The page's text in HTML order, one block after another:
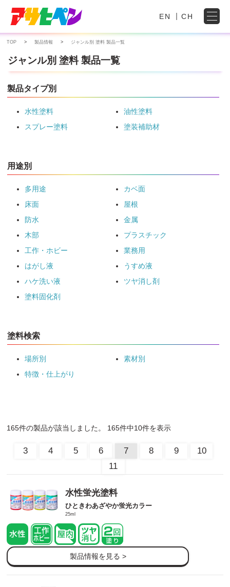
EN CH
TOP 製品情報 ジャンル別 塗料 製品一覧
ジャンル別 塗料 製品一覧
製品タイプ別
水性塗料
油性塗料
スプレー塗料
塗装補助材
用途別
多用途
カベ面
床面
屋根
防水
金属
木部
プラスチック
工作・ホビー
業務用
はがし液
うすめ液
ハケ洗い液
ツヤ消し剤
塗料固化剤
塗料検索
場所別
素材別
特徴・仕上がり
165件の製品が該当しました。 165件中10件を表示
3 4 5 6 7 8 9
10
11
水性蛍光塗料
ひときわあざやか蛍光カラー
25ml
製品情報を見る >